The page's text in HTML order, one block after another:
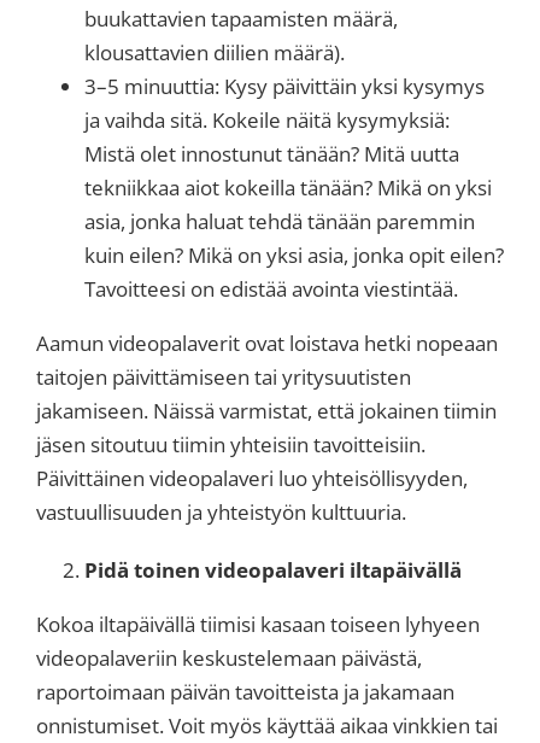
buukattavien tapaamisten määrä,
klousattavien diilien määrä).
3–5 minuuttia: Kysy päivittäin yksi kysymys
ja vaihda sitä. Kokeile näitä kysymyksiä:
Mistä olet innostunut tänään? Mitä uutta
tekniikkaa aiot kokeilla tänään? Mikä on yksi
asia, jonka haluat tehdä tänään paremmin
kuin eilen? Mikä on yksi asia, jonka opit eilen?
Tavoitteesi on edistää avointa viestintää.
Aamun videopalaverit ovat loistava hetki nopeaan
taitojen päivittämiseen tai yritysuutisten
jakamiseen. Näissä varmistat, että jokainen tiimin
jäsen sitoutuu tiimin yhteisiin tavoitteisiin.
Päivittäinen videopalaveri luo yhteisöllisyyden,
vastuullisuuden ja yhteistyön kulttuuria.
Pidä toinen videopalaveri iltapäivällä
Kokoa iltapäivällä tiimisi kasaan toiseen lyhyeen
videopalaveriin keskustelemaan päivästä,
raportoimaan päivän tavoitteista ja jakamaan
onnistumiset. Voit myös käyttää aikaa vinkkien tai